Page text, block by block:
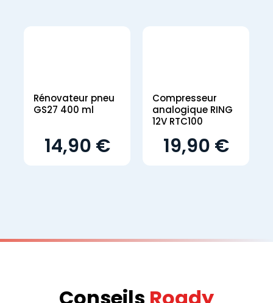
Rénovateur pneu
GS27 400 ml
14,90 €
Compresseur
analogique RING
12V RTC100
19,90 €